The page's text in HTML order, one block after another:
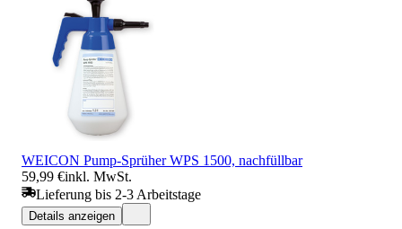
WEICON Pump-Sprüher WPS 1500, nachfüllbar
59,99 €inkl. MwSt.
Lieferung bis 2-3 Arbeitstage
Details anzeigen